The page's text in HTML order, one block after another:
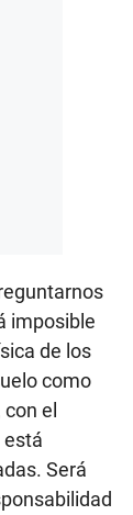
imposible
de los
como
el
está
Será